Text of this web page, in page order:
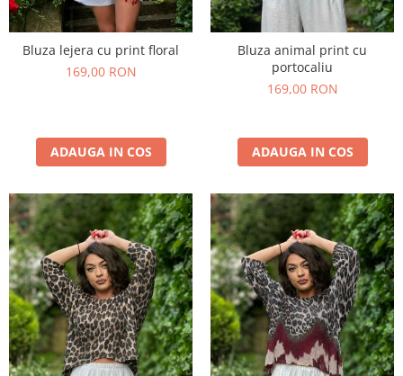
Bluza lejera cu print floral
169,00 RON
ADAUGA IN COS
Bluza animal print cu
portocaliu
169,00 RON
ADAUGA IN COS